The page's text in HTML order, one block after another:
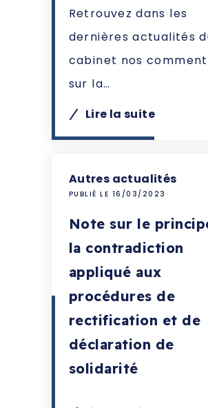
Retrouvez dans les
dernières actualités
cabinet nos
sur la…
Lire la suite
Autres actualités
PUBLIÉ LE 16/03/2023
Note sur le
la contradiction
appliqué aux
procédures de
rectification et de
déclaration de
solidarité